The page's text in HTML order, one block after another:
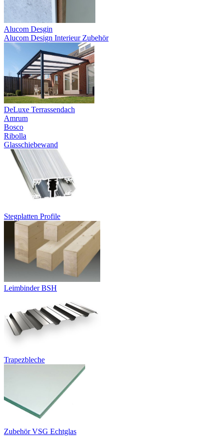
Alucom Desgin
Alucom Design Interieur Zubehör
DeLuxe Terrassendach
Amrum
Bosco
Ribolla
Glasschiebewand
Stegplatten Profile
Leimbinder BSH
Trapezbleche
Zubehör VSG Echtglas